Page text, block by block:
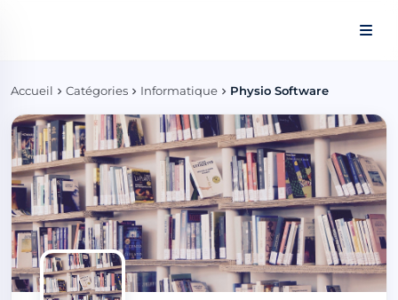
Accueil Catégories Informatique Physio Software